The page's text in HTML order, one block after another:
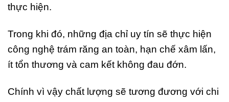
thực hiện.
Trong khi đó, những địa chỉ uy tín sẽ thực hiện
công nghệ trám răng an toàn, hạn chế xâm lấn,
ít tổn thương và cam kết không đau đớn.
Chính vì vậy chất lượng sẽ tương đương với chi